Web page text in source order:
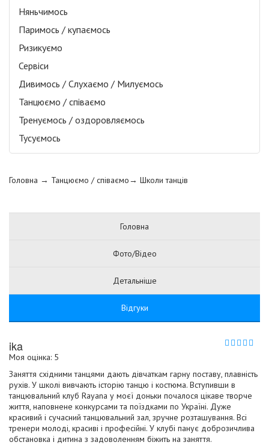
Няньчимось
Паримось / купаємось
Ризикуємо
Сервіси
Дивимось / Слухаємо / Милуємось
Танцюємо / співаємо
Тренуємось / оздоровляємось
Тусуємось
Головна → Танцюємо / співаємо→ Школи танців
Головна
Фото/Відео
Детальніше
Відгуки
ika
Моя оцінка: 5
Заняття східними танцями дають дівчаткам гарну поставу, плавність
рухів. У школі вивчають історію танцю і костюма. Вступивши в
танцювальний клуб Rayana у моєї доньки почалося цікаве творче
життя, наповнене конкурсами та поїздками по Україні. Дуже
красивий і сучасний танцювальний зал, зручне розташування. Всі
тренери молоді, красиві і професійні. У клубі панує доброзичлива
обстановка і дитина з задоволенням біжить на заняття.